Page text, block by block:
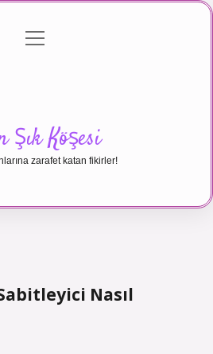
Politikası
menüyü
Şık Köşesi
zarafet katan fikirler!
Nasıl